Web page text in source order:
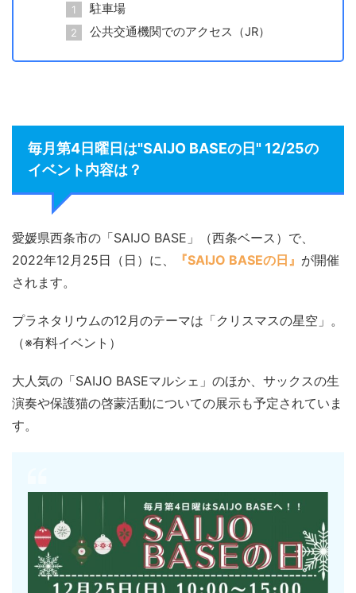
駐車場
公共交通機関でのアクセス（JR）
毎月第4日曜日は"SAIJO BASEの日" 12/25の
イベント内容は？
愛媛県西条市の「SAIJO BASE」（西条ベース）で、
2022年12月25日（日）に、
『SAIJO BASEの日』 が開催
されます。
プラネタリウムの12月のテーマは「クリスマスの星空」。
（※有料イベント）
大人気の「SAIJO BASEマルシェ」のほか、サックスの生
演奏や保護猫の啓蒙活動についての展示も予定されていま
す。